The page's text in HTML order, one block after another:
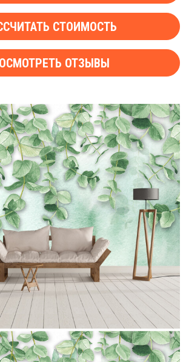
СТОИМОСТЬ
ОТЗЫВЫ